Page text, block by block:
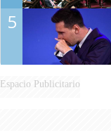
5
Espacio Publicitario